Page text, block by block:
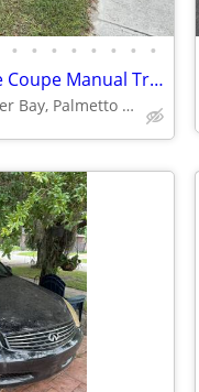
• • • • • • • •
2014 Ford Mustang Deluxe Coupe Manual Transmission
Miami, Cutler Bay, Palmetto Bay